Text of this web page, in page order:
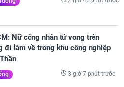
Nữ công nhân tử vong trên
đi làm về trong khu công nghiệp
3 giờ 7 phút trước